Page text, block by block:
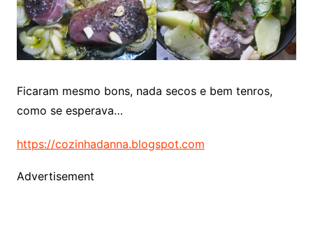
Ficaram mesmo bons, nada secos e bem tenros,
como se esperava…
https://cozinhadanna.blogspot.com
Advertisement